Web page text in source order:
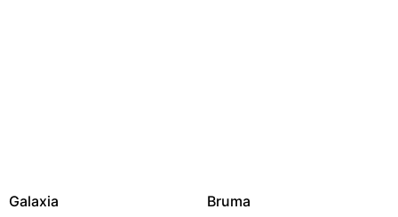
Galaxia Bruma